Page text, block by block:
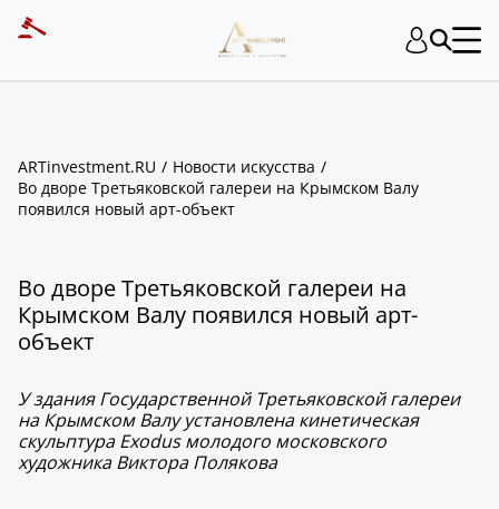
ARTinvestment.RU
Новости искусства
Во дворе Третьяковской галереи на Крымском Валу
появился новый арт-объект
Во дворе Третьяковской галереи на
Крымском Валу появился новый арт-
объект
У здания Государственной Третьяковской галереи
на Крымском Валу установлена кинетическая
скульптура Exodus молодого московского
художника Виктора Полякова